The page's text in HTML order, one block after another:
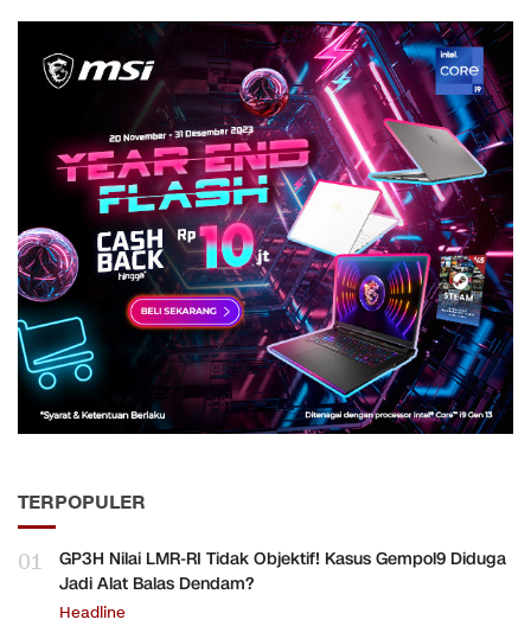
TERPOPULER
01
GP3H Nilai LMR-RI Tidak Objektif! Kasus Gempol9 Diduga
Jadi Alat Balas Dendam?
Headline